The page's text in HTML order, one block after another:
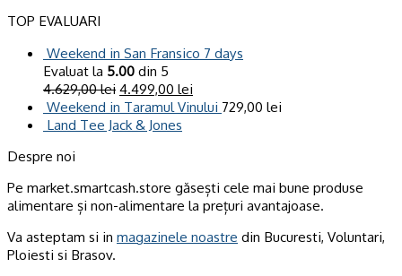
TOP EVALUARI
Weekend in San Fransico 7 days
Evaluat la 5.00 din 5
4.629,00lei 4.499,00 lei
Weekend in Taramul Vinului 729,00 lei
Land Tee Jack & Jones
Despre noi
Pe market.smartcash.store găsești cele mai bune produse
alimentare și non-alimentare la prețuri avantajoase.
Va asteptam si in magazinele noastre din Bucuresti, Voluntari,
Ploiesti si Brasov.